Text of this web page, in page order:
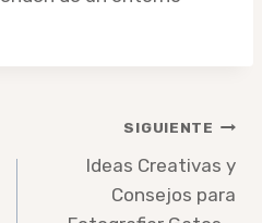
SIGUIENTE
Ideas Creativas y
Consejos para